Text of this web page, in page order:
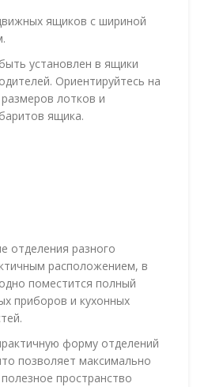
ящиков с шириной
установлен в ящики
Ориентируйтесь на
лотков и
ящика.
отделения разного
расположением, в
поместится полный
приборов и кухонных
форму отделений
позволяет максимально
пространство